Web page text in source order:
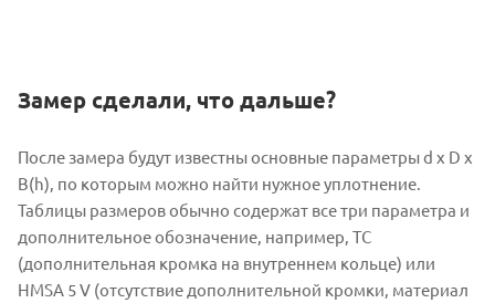
Замер сделали, что дальше?
После замера будут известны основные параметры d x D x
B(h), по которым можно найти нужное уплотнение.
Таблицы размеров обычно содержат все три параметра и
дополнительное обозначение, например, TC
(дополнительная кромка на внутреннем кольце) или
HMSA 5 V (отсутствие дополнительной кромки, материал